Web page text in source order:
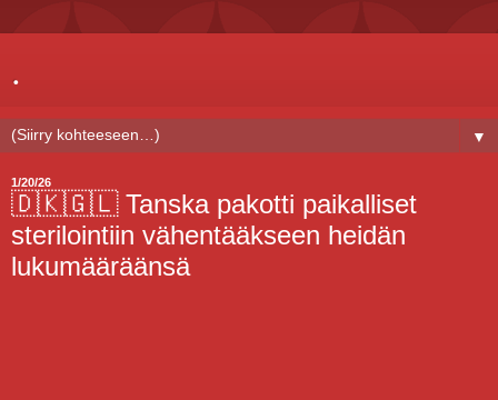
.
▼
1/20/26
🇩🇰🇬🇱 Tanska pakotti paikalliset
sterilointiin vähentääkseen heidän
lukumääräänsä